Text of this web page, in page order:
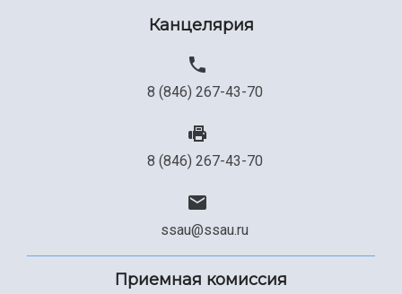
Канцелярия
8 (846) 267-43-70
8 (846) 267-43-70
ssau@ssau.ru
Приемная комиссия